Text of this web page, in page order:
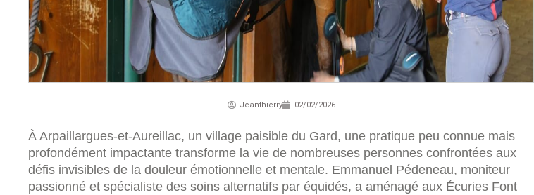
Jeanthierry 02/02/2026
À Arpaillargues-et-Aureillac, un village paisible du Gard, une pratique peu connue mais
profondément impactante transforme la vie de nombreuses personnes confrontées aux
défis invisibles de la douleur émotionnelle et mentale. Emmanuel Pédeneau, moniteur
passionné et spécialiste des soins alternatifs par équidés, a aménagé aux Écuries Font